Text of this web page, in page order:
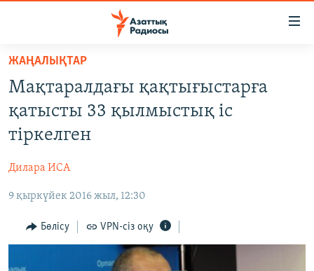
Skip
main
content
Skip
main
Navigation
Skip
Search
САЯСАТ
AZATTYQTV
АДАМ ҚҰҚЫҚТАРЫ
ӘЛЕУМЕТ
ӘЛЕМ
ЖАҢАЛЫҚТАР
Мақтаралдағы қақтығыстарға
қатысты 33 қылмыстық іс
тіркелген
Дилара ИСА
9 қыркүйек 2016 жыл, 12:30
Бөлісу VPN-сіз оқу